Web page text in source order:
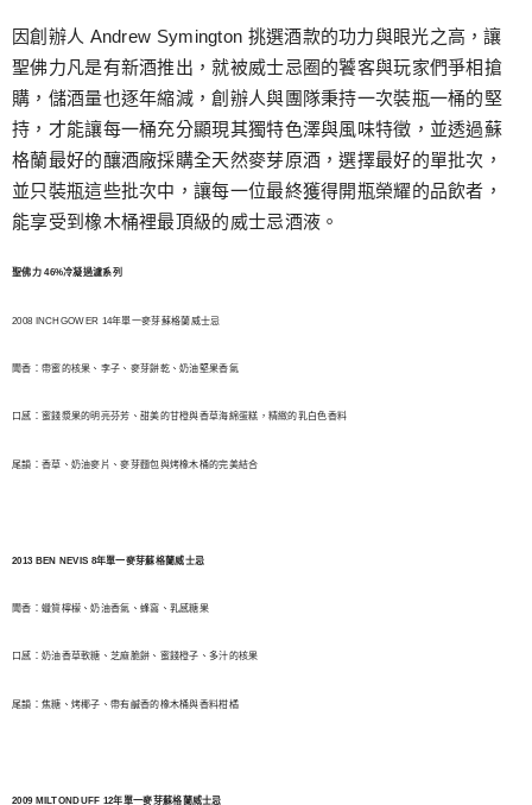
因創辦人 Andrew Symington 挑選酒款的功力與眼光之高，讓
聖佛力凡是有新酒推出，就被威士忌圈的饕客與玩家們爭相搶
購，儲酒量也逐年縮減，創辦人與團隊秉持一次裝瓶一桶的堅
持，才能讓每一桶充分顯現其獨特色澤與風味特徵，並透過蘇
格蘭最好的釀酒廠採購全天然麥芽原酒，選擇最好的單批次，
並只裝瓶這些批次中，讓每一位最終獲得開瓶榮耀的品飲者，
能享受到橡木桶裡最頂級的威士忌酒液。
聖佛力 46%冷凝過濾系列
2008 INCHGOWER 14年單一麥芽蘇格蘭威士忌
聞香：帶蜜的核果、李子、麥芽餅乾、奶油堅果香氣
口感：蜜餞漿果的明亮芬芳、甜美的甘橙與香草海綿蛋糕，精緻的乳白色香料
尾韻：香草、奶油麥片、麥芽麵包與烤橡木桶的完美結合
2013 BEN NEVIS 8年單一麥芽蘇格蘭威士忌
聞香：蠟質檸檬、奶油香氣、蜂窩、乳感糖果
口感：奶油香草軟糖、芝麻脆餅、蜜餞橙子、多汁的核果
尾韻：焦糖、烤椰子、帶有鹹香的橡木桶與香料柑橘
2009 MILTONDUFF 12年單一麥芽蘇格蘭威士忌